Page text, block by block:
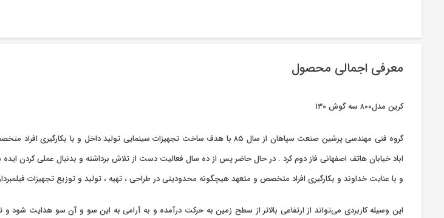
معرفی اجمالی محصول
کرین مدل۸۰۰ سه گوش ۱۳۰
گروه فنی مهندسی پرشین صنعت سپاهان از سال ۸۵ با هدف ساخت تجهیزات سینمایی تولید
اباد خیابان هاتف اصفهانی فاز دوم کرد . در حال حاضر پس از ده سال فعالیت دست از تلاش برداشته و بدنبال عملی کردن
و با عنایت خداوند و بکارگیری افراد متخصص و متعهد هیچگونه محدودیتی در طراحی ، تهیه ، تولید و توزیع تجهیزات
این وسیله کاربردی می‌تواند از ارتفاعی بالاتر از سطح زمین به حرکت درآمده و به آرامی به این سو و آن سو هدایت شود